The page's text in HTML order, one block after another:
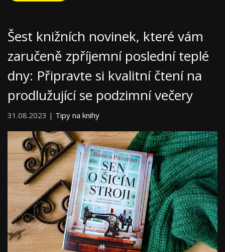
Šest knižních novinek, které vám
zaručeně zpříjemní poslední teplé
dny: Připravte si kvalitní čtení na
prodlužující se podzimní večery
31.08.2023 | Tipy na knihy